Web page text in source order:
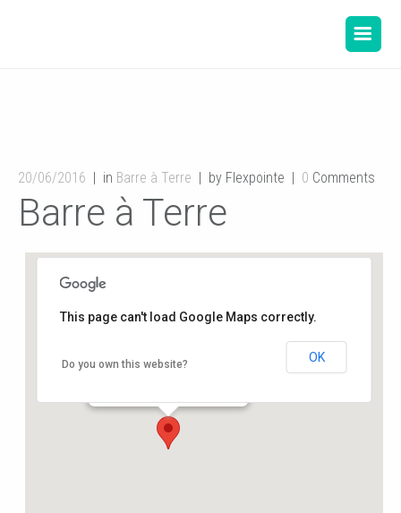
20/06/2016 in Barre à Terre by Flexpointe 0 Comments
Barre à Terre
Gymnase de l’école du Planty
8 rue des écoles - Buxerolles
This page can't load Google Maps correctly.
Do you own this website?
OK